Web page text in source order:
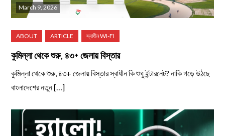
March 9, 2026
কুমিল্লা থেকে শুরু, ৪৩+ জেলায় বিস্তার
কুমিল্লা থেকে শুরু, ৪৩+ জেলায় বিস্তার স্বাধীন কি শুধু ইন্টারনেট? নাকি গড়ে উঠছে
বাংলাদেশের নতুন […]